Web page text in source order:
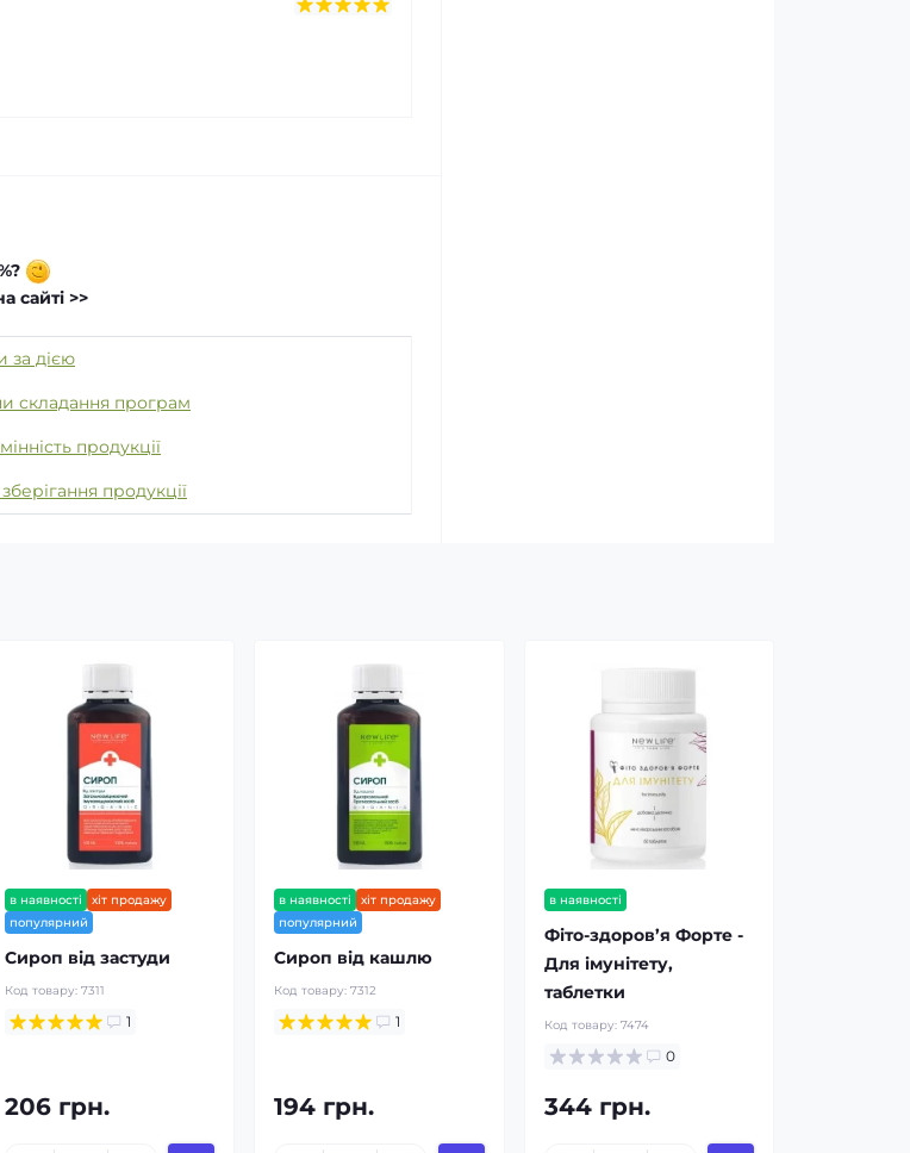
сайті >>
за дією
складання програм
продукції
продукції
в наявності
хіт продажу
популярний
Сироп від застуди
Код товару: 7311
1
206 грн.
в наявності
хіт продажу
популярний
Сироп від кашлю
Код товару:7312
1
194 грн.
в наявності
Фіто-здоров’я Форте -
Для імунітету,
таблетки
Код товару: 7474
0
344 грн.